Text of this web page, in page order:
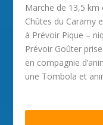
Marche de 13,5
Chûtes du Caramy
à Prévoir Pique –
Prévoir Goûter
en compagnie
une Tombola et